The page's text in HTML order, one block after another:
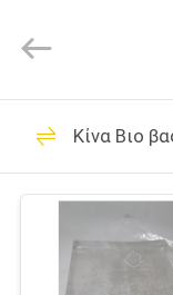
ΣΠΊΤΙ
ΠΡΟΪΌΝΤΑ
ΠΕΡΊΠΟΥ
energy
Technology
Rights
Βιο
Κίνα Βιο